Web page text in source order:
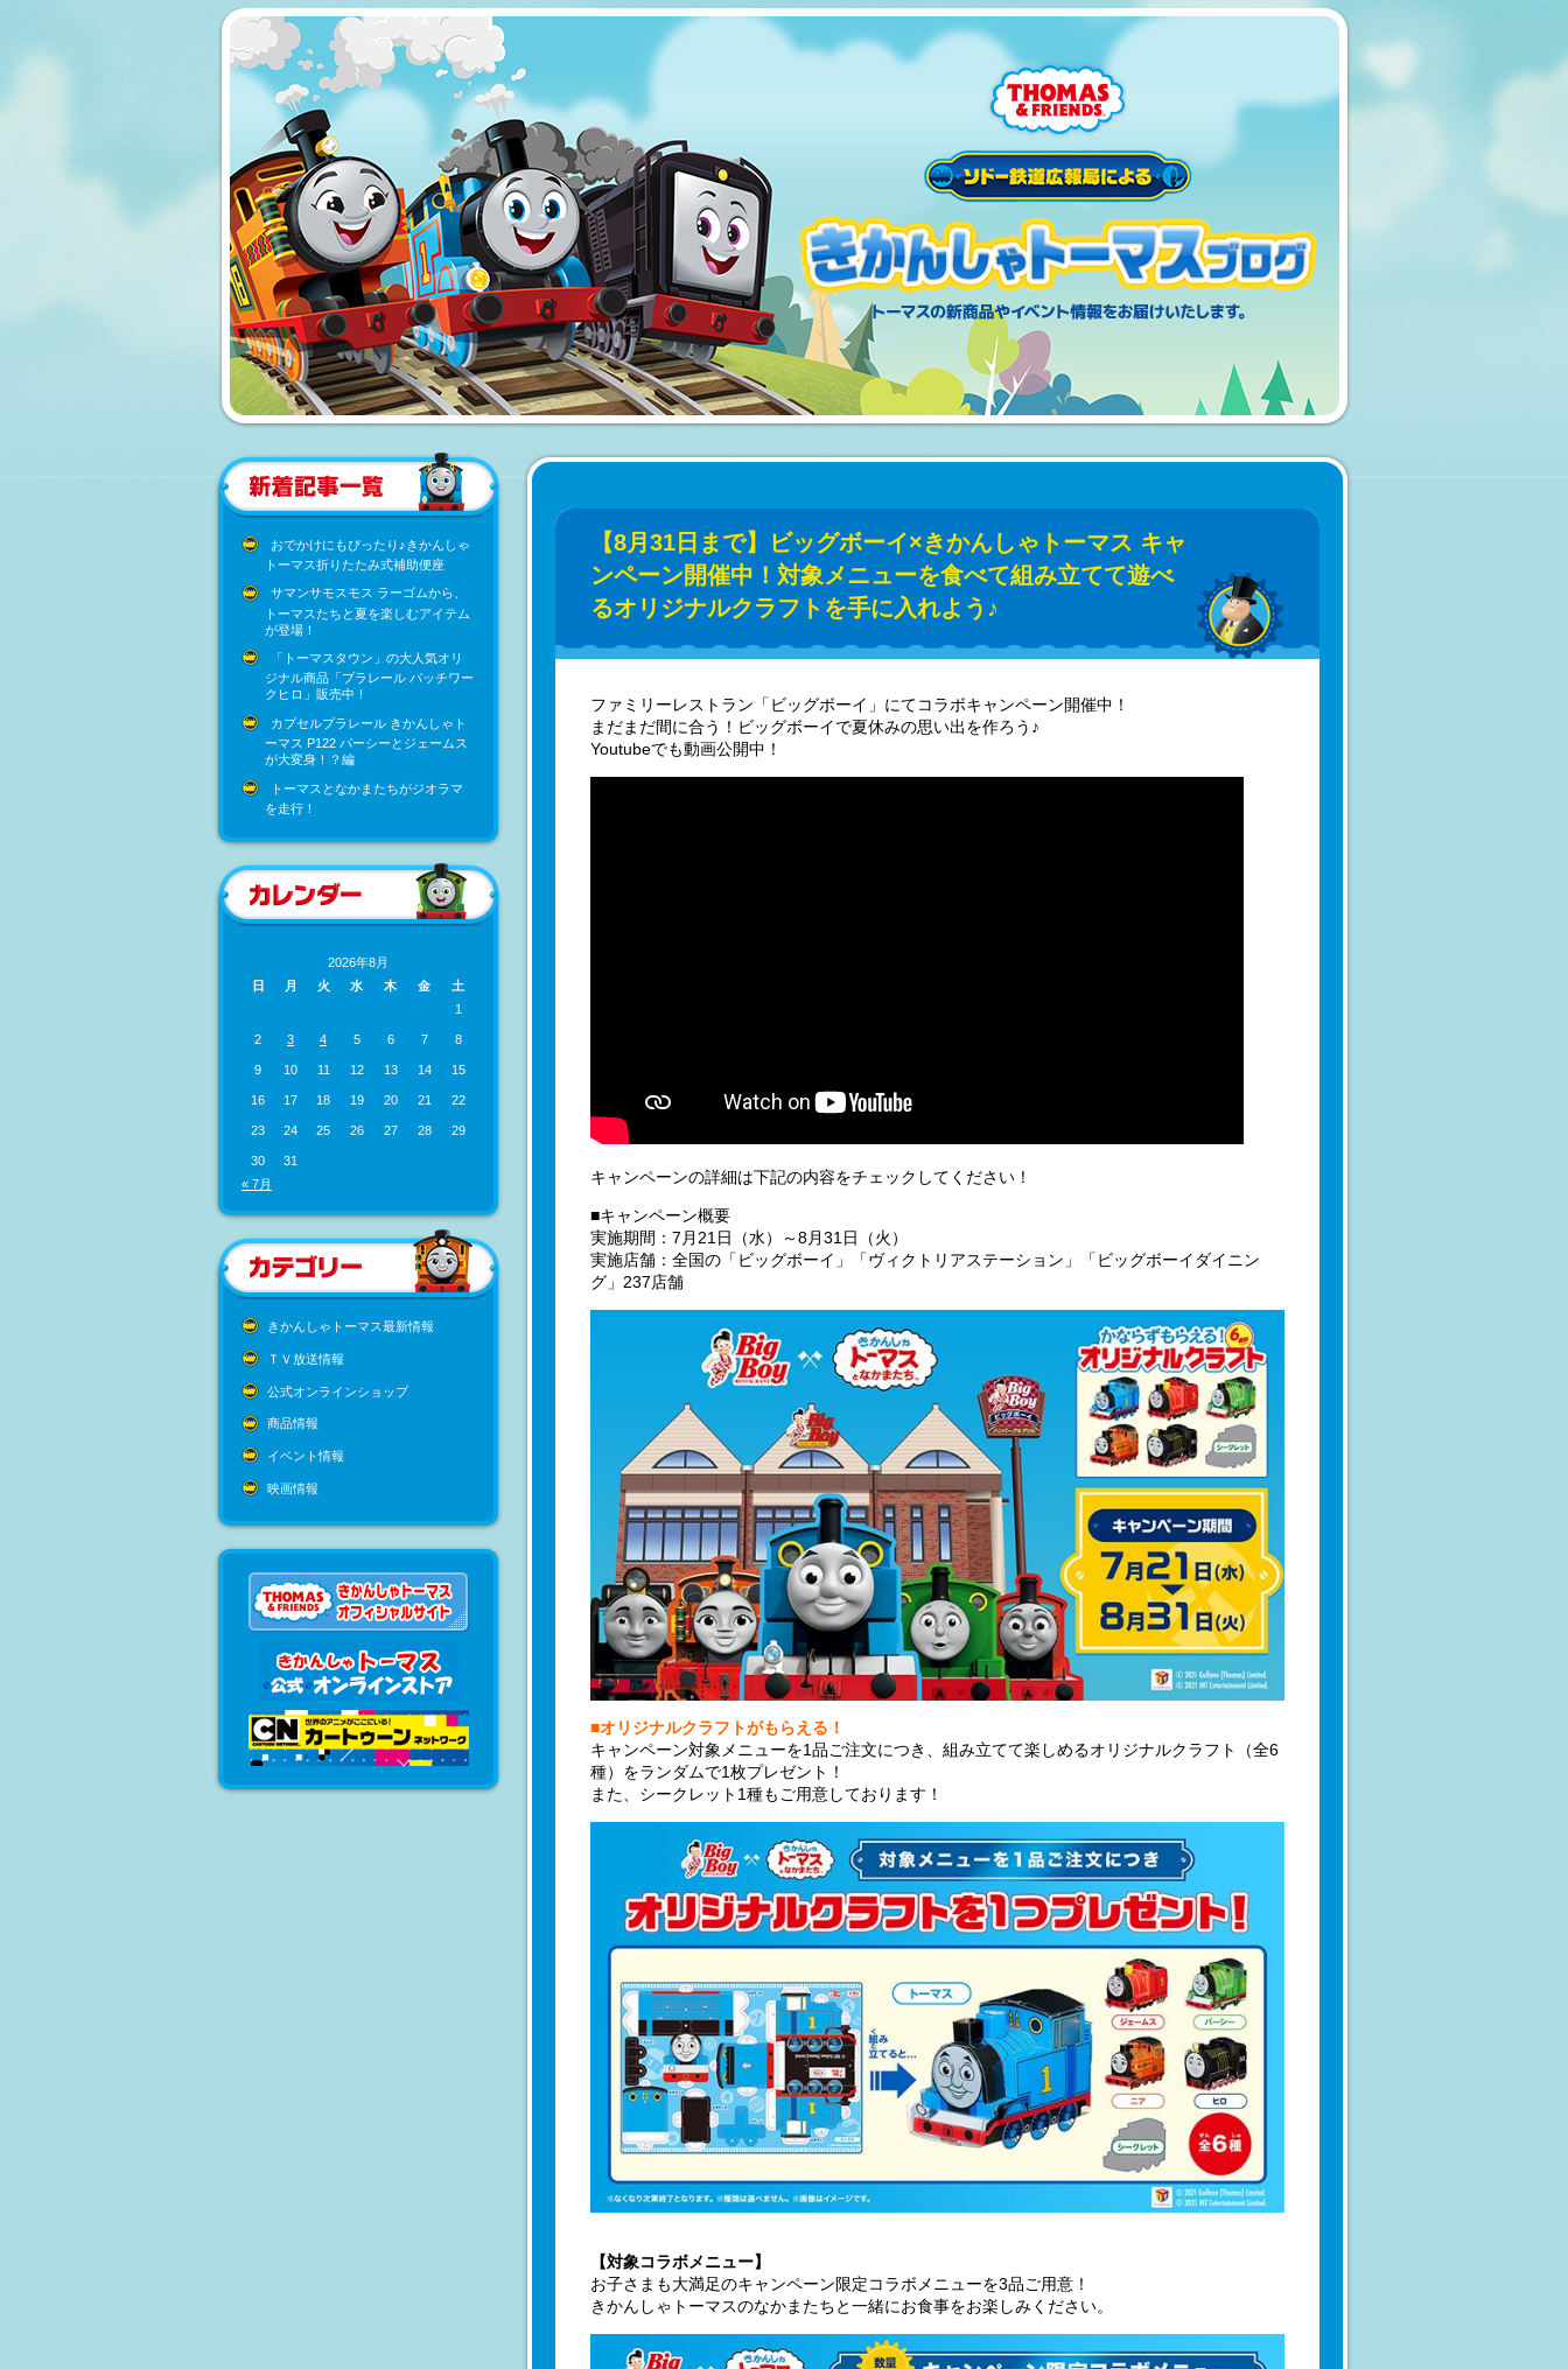
おでかけにもぴったり♪きかんしゃ
トーマス折りたたみ式補助便座
サマンサモスモス ラーゴムから、
トーマスたちと夏を楽しむアイテム
が登場！
「トーマスタウン」の大人気オリ
ジナル商品「プラレール パッチワー
クヒロ」販売中！
カプセルプラレール きかんしゃト
ーマス P122 パーシーとジェームス
が大変身！？編
トーマスとなかまたちがジオラマ
を走行！
2026年8月
日
月 火 水 木 金
土
1
2 3 4 5 6 7 8
9 10 11 12 13 14 15
16 17 18 19 20 21 22
23 24 25 26 27 28 29
30
31
« 7月
きかんしゃトーマス最新情報
ＴＶ放送情報
公式オンラインショップ
商品情報
イベント情報
映画情報
【8月31日まで】ビッグボーイ×きかんしゃトーマス キャ
ンペーン開催中！対象メニューを食べて組み立てて遊べ
るオリジナルクラフトを手に入れよう♪
ファミリーレストラン「ビッグボーイ」にてコラボキャンペーン開催中！
まだまだ間に合う！ビッグボーイで夏休みの思い出を作ろう♪
Youtubeでも動画公開中！
キャンペーンの詳細は下記の内容をチェックしてください！
■キャンペーン概要
実施期間：7月21日（水）～8月31日（火）
実施店舗：全国の「ビッグボーイ」「ヴィクトリアステーション」「ビッグボーイダイニン
グ」237店舗
■オリジナルクラフトがもらえる！
キャンペーン対象メニューを1品ご注文につき、組み立てて楽しめるオリジナルクラフト（全6
種）をランダムで1枚プレゼント！
また、シークレット1種もご用意しております！
【対象コラボメニュー】
お子さまも大満足のキャンペーン限定コラボメニューを3品ご用意！
きかんしゃトーマスのなかまたちと一緒にお食事をお楽しみください。